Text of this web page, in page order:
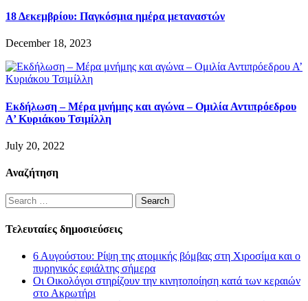
18 Δεκεμβρίου: Παγκόσμια ημέρα μεταναστών
December 18, 2023
Εκδήλωση – Μέρα μνήμης και αγώνα – Ομιλία Αντιπρόεδρου
Α’ Κυριάκου Τσιμίλλη
July 20, 2022
Αναζήτηση
Search
for:
Τελευταίες δημοσιεύσεις
6 Αυγούστου: Ρίψη της ατομικής βόμβας στη Χιροσίμα και ο
πυρηνικός εφιάλτης σήμερα
Οι Οικολόγοι στηρίζουν την κινητοποίηση κατά των κεραιών
στο Ακρωτήρι